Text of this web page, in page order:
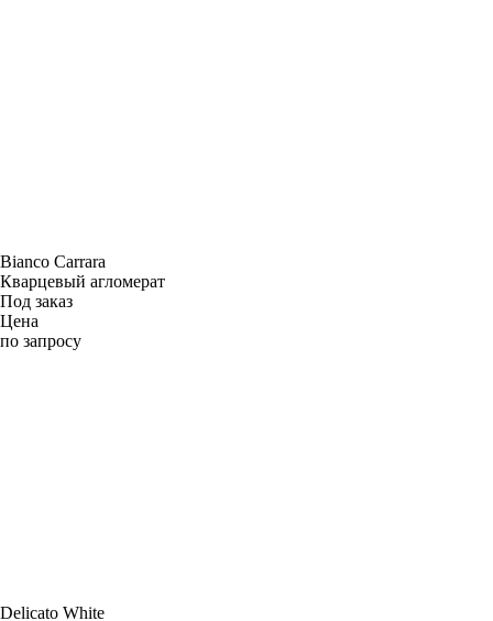
Bianco Carrara
Кварцевый агломерат
Под заказ
Цена
по запросу
Delicato White